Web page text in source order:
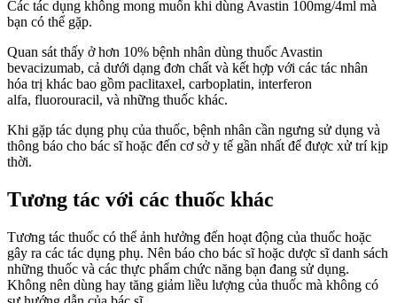
Các tác dụng không mong muốn khi dùng Avastin 100mg/4ml mà
bạn có thể gặp.
Quan sát thấy ở hơn 10% bệnh nhân dùng thuốc Avastin
bevacizumab, cả dưới dạng đơn chất và kết hợp với các tác nhân
hóa trị khác bao gồm paclitaxel, carboplatin, interferon
alfa, fluorouracil, và những thuốc khác.
Khi gặp tác dụng phụ của thuốc, bệnh nhân cần ngưng sử dụng và
thông báo cho bác sĩ hoặc đến cơ sở y tế gần nhất để được xử trí kịp
thời.
Tương tác với các thuốc khác
Tương tác thuốc có thể ảnh hưởng đến hoạt động của thuốc hoặc
gây ra các tác dụng phụ. Nên báo cho bác sĩ hoặc dược sĩ danh sách
những thuốc và các thực phẩm chức năng bạn đang sử dụng.
Không nên dùng hay tăng giảm liều lượng của thuốc mà không có